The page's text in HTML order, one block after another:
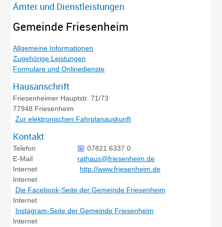
Ämter und Dienstleistungen
Gemeinde Friesenheim
Allgemeine Informationen
Zugehörige Leistungen
Formulare und Onlinedienste
Hausanschrift
Friesenheimer Hauptstr. 71/73
77948 Friesenheim
Zur elektronischen Fahrplanauskunft
Kontakt
Telefon
07821 6337 0
E-Mail
rathaus@friesenheim.de
Internet
http://www.friesenheim.de
Internet
Die Facebook-Seite der Gemeinde Friesenheim
Internet
Instagram-Seite der Gemeinde Friesenheim
Internet